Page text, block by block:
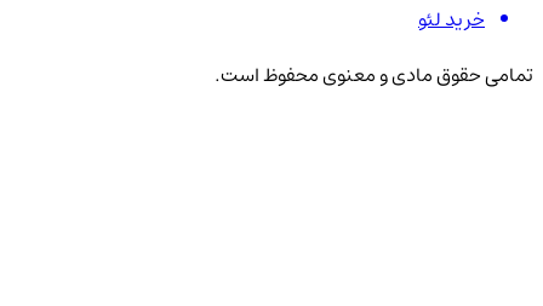
خرید لئو
تمامی حقوق مادی و معنوی محفوظ است.